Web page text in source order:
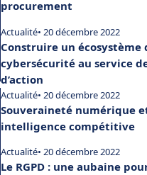
procurement
Actualité• 20 décembre 2022
Construire un écosystème
cybersécurité au service
d’action
Actualité• 20 décembre 2022
Souveraineté numérique
intelligence compétitive
Actualité• 20 décembre 2022
Le RGPD : une aubaine